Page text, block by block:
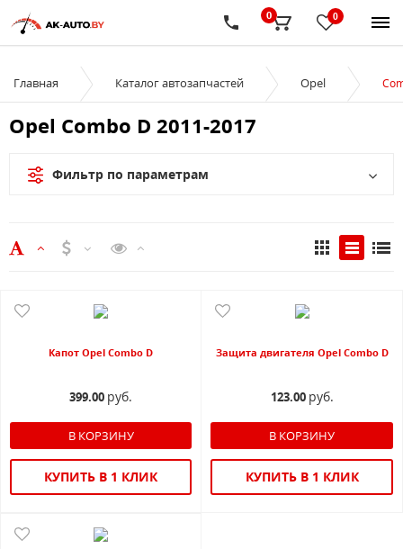
0
0
Главная Каталог автозапчастей Opel
Opel Combo D 2011-2017
Фильтр по параметрам
Капот Opel Combo D
399.00 руб.
КУПИТЬ В 1 КЛИК
Защита двигателя Opel Combo D
123.00 руб.
КУПИТЬ В 1 КЛИК